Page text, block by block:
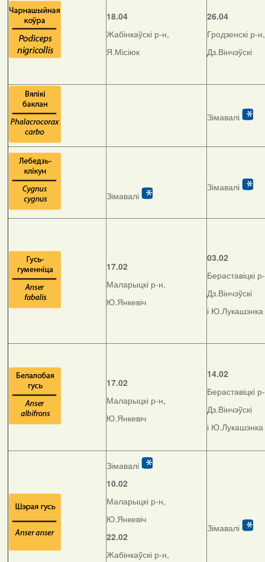
18.04
Жабінкаўскі р-н,
Я.Місіюк
26.04
Гродзенскі р-н,
Дз.Вінчэўскі
Зімавалі
Зімавалі
Зімавалі
17.02
Маларыцкі р-н,
Ю.Янкевіч
03.02
Бераставіцкі
Дз.Вінчэўскі
і Ю.Лукашэнка
17.02
Маларыцкі р-н,
Ю.Янкевіч
14.02
Бераставіцкі
Дз.Вінчэўскі
і Ю.Лукашэнка
Зімавалі
10.02
Маларыцкі р-н,
Ю.Янкевіч
22.02
Жабінкаўскі р-н,
Зімавалі